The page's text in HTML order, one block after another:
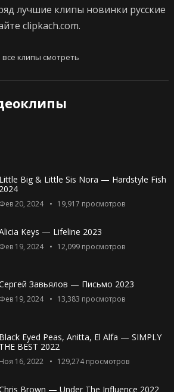
лучшие клипы новинки русские
clipkach.com.
все клипы смотреть
Little Big & Little Sis Nora — Hardstyle Fish
2024
Фев 20, 2024 19,917 просмотров
Keys — Lifeline 2023
Фев 19, 2024 12,099просмотров
Завьялов — Письмо 2023
Фев 19, 2024 13,383 просмотров
Black Eyed Peas, Anitta, El Alfa — SIMPLY
THE BEST 2022
Ноя 16, 2022 129,274просмотров
Brown — Under The Influence 2022